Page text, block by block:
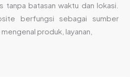
tanpa batasan waktu dan lokasi.
berfungsi sebagai sumber
produk, layanan,